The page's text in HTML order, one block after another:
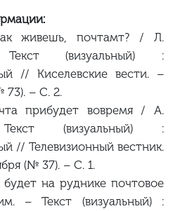
живешь, почтамт? / Л.
(визуальный) :
// Киселевские вести. –
73). – С. 2.
прибудет вовремя / А.
(визуальный) :
// Телевизионный вестник.
(№ 37). – С. 1.
на руднике почтовое
– Текст (визуальный) :